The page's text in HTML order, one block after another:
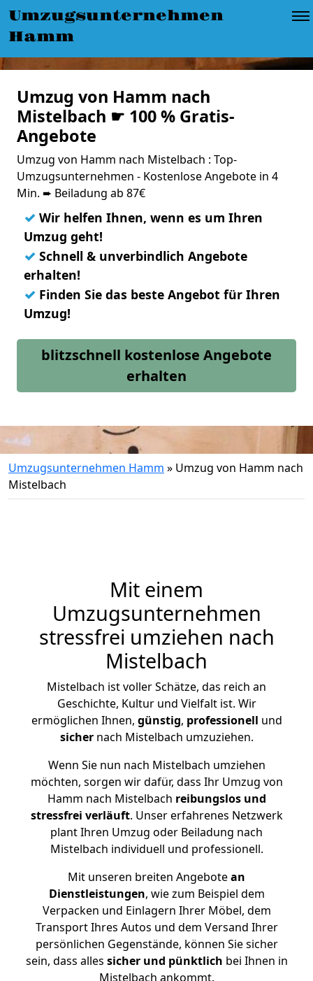
Umzugsunternehmen
Hamm
Umzug von Hamm nach
Mistelbach ☛ 100 % Gratis-
Angebote
Umzug von Hamm nach Mistelbach : Top-
Umzugsunternehmen - Kostenlose Angebote in 4
Min. ➨ Beiladung ab 87€
✓ Wir helfen Ihnen, wenn es um Ihren
Umzug geht!
✓ Schnell & unverbindlich Angebote
erhalten!
✓ Finden Sie das beste Angebot für Ihren
Umzug!
blitzschnell kostenlose Angebote
erhalten
Umzugsunternehmen Hamm » Umzug von Hamm nach
Mistelbach
Mit einem
Umzugsunternehmen
stressfrei umziehen nach
Mistelbach
Mistelbach ist voller Schätze, das reich an
Geschichte, Kultur und Vielfalt ist. Wir
ermöglichen Ihnen, günstig, professionell und
sichernach Mistelbach umzuziehen.
Wenn Sie nun nach Mistelbach umziehen
möchten, sorgen wir dafür, dass Ihr Umzug von
Hamm nach Mistelbach reibungslos und
stressfrei verläuft. Unser erfahrenes Netzwerk
plant Ihren Umzug oder Beiladung nach
Mistelbach individuell und professionell.
Mit unseren breiten Angebotean
Dienstleistungen, wie zum Beispiel dem
Verpacken und Einlagern Ihrer Möbel, dem
Transport Ihres Autos und dem Versand Ihrer
persönlichen Gegenstände, können Sie sicher
sein, dass alles sicher und pünktlich bei Ihnen in
Mistelbach ankommt.